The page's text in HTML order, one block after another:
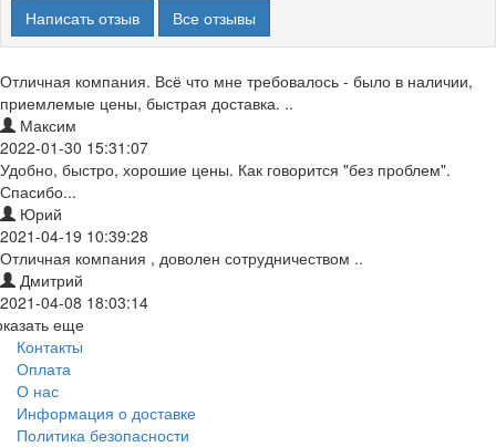
Написать отзыв
Все отзывы
Отличная компания. Всё что мне требовалось - было в наличии,
приемлемые цены, быстрая доставка. ..
Максим
2022-01-30 15:31:07
Удобно, быстро, хорошие цены. Как говорится "без проблем".
Спасибо...
Юрий
2021-04-19 10:39:28
Отличная компания , доволен сотрудничеством ..
Дмитрий
2021-04-08 18:03:14
еще
Контакты
Оплата
О нас
Информация о доставке
Политика безопасности